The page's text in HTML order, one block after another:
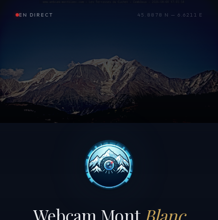
EN DIRECT 45.8878 N — 6.6211 E
Webcam Mont Blanc